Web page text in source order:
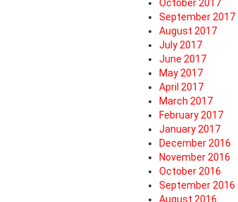
October 2017
September 2017
August 2017
July 2017
June 2017
May 2017
April 2017
March 2017
February 2017
January 2017
December 2016
November 2016
October 2016
September 2016
August 2016